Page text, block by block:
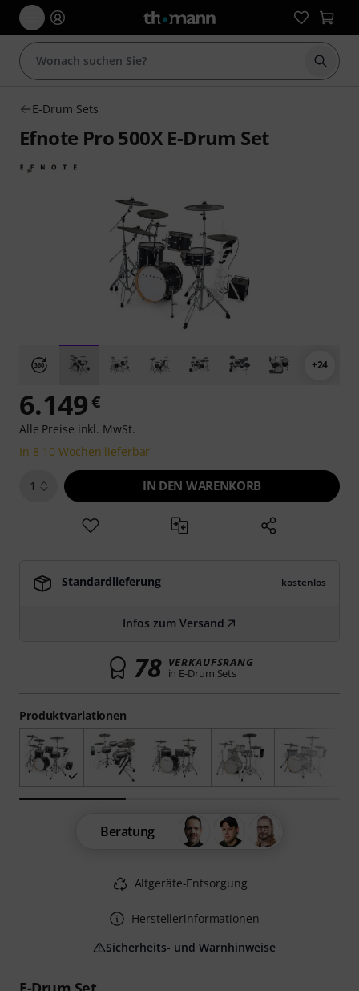
Suche
E-Drum Sets
Efnote Pro 500X E-Drum Set
+24
Produktvariationen
6.149€
Alle Preise inkl. MwSt.
In 8-10 Wochen lieferbar
1 IN DEN WARENKORB
Standardlieferung kostenlos
Infos zum Versand
78 VERKAUFSRANG
in E-Drum Sets
Beratung
Altgeräte-Entsorgung
Herstellerinformationen
Sicherheits- und Warnhinweise